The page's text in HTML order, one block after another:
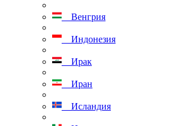
Венгрия
Индонезия
Ирак
Иран
Исландия